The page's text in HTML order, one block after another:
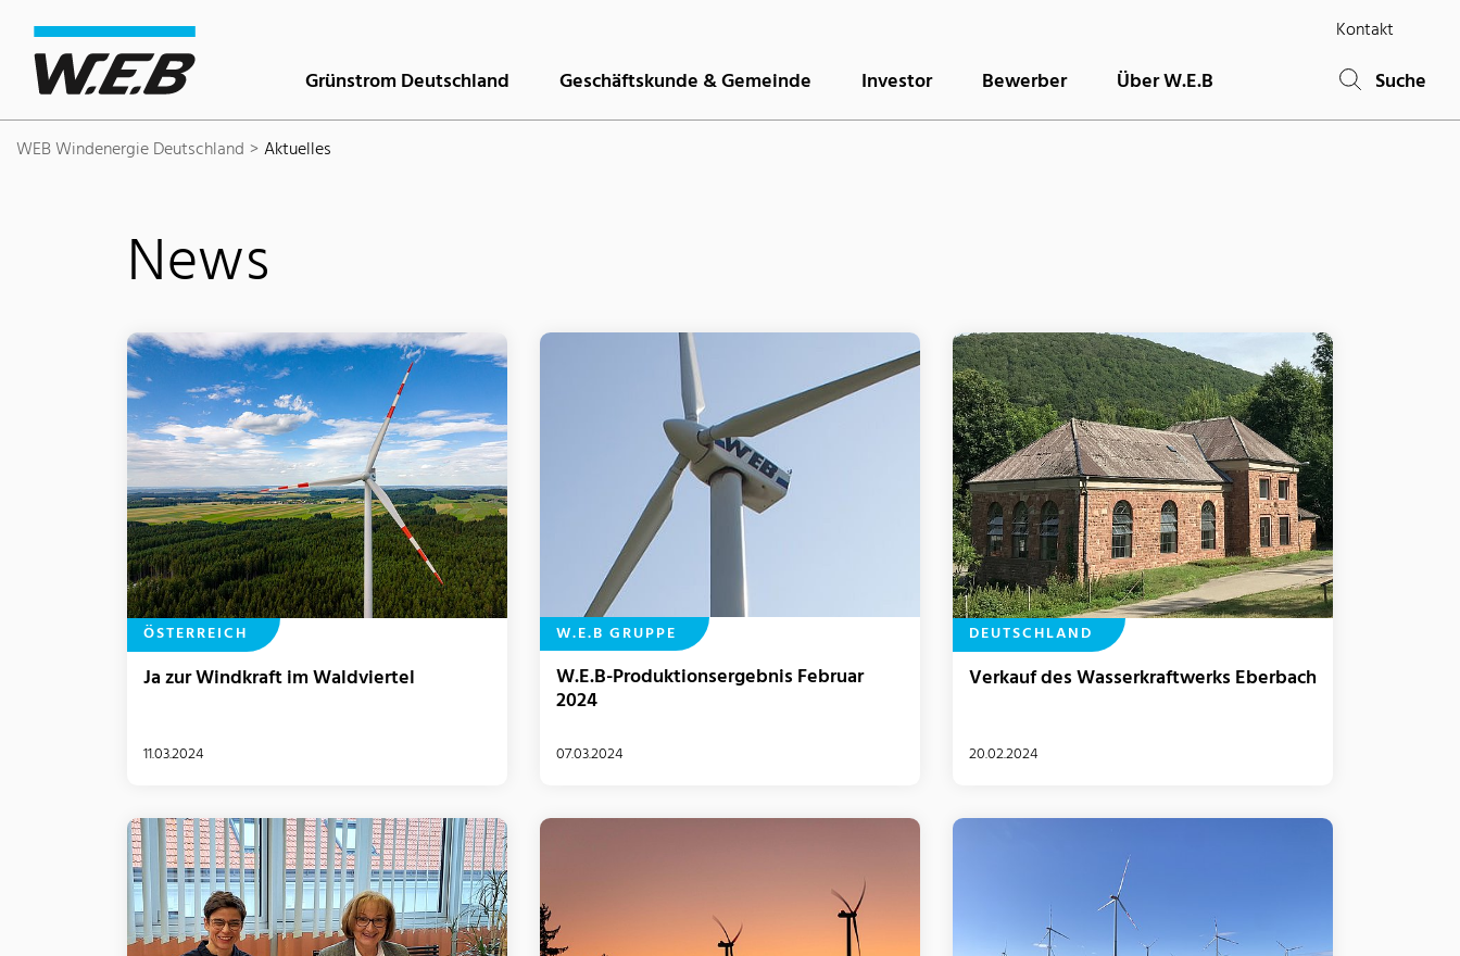
Kontakt
Grünstrom Deutschland Geschäftskunde & Gemeinde Investor Bewerber Über W.E.B Suche
WEB Windenergie Deutschland Aktuelles
News
ÖSTERREICH
Ja zur Windkraft im Waldviertel
11.03.2024
W.E.B GRUPPE
W.E.B-Produktionsergebnis Februar
2024
07.03.2024
DEUTSCHLAND
Verkauf des Wasserkraftwerks Eberbach
20.02.2024